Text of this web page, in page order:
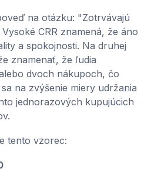
na otázku: "Zotrvávajú
CRR znamená, že áno
a spokojnosti. Na druhej
znamenať, že ľudia
dvoch nákupoch, čo
na zvýšenie miery udržania
jednorazových kupujúcich
tento vzorec: